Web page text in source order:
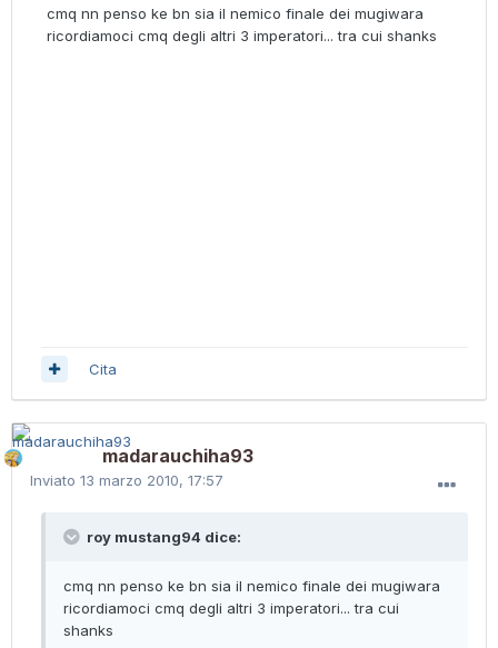
cmq nn penso ke bn sia il nemico finale dei mugiwara
ricordiamoci cmq degli altri 3 imperatori... tra cui shanks
Cita
madarauchiha93
Inviato 13 marzo 2010, 17:57
roy mustang94 dice:
cmq nn penso ke bn sia il nemico finale dei mugiwara
ricordiamoci cmq degli altri 3 imperatori... tra cui
shanks